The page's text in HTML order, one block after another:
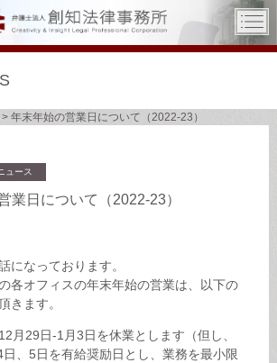
年末年始の営業日について（2022-23）
ュース
業日について（2022-23）
になっております。
各オフィスの年末年始の営業は、以下の
きます。
29日-1月3日を休業とします（但し、
、5日を有給奨励日とし、業務を最小限